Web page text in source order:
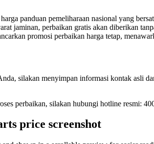
panduan pemeliharaan nasional yang
jaminan, perbaikan gratis akan diberikan
promosi perbaikan harga tetap,
silakan menyimpan informasi kontak asli
perbaikan, silakan hubungi hotline resmi:
price screenshot